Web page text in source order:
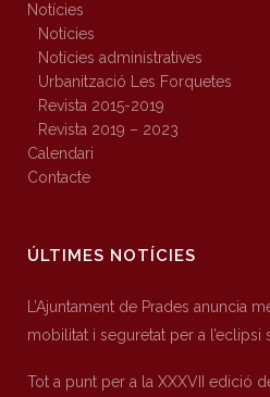
Notícies
Notícies
Notícies administratives
Urbanització Les Forquetes
Revista 2015-2019
Revista 2019 – 2023
Calendari
Contacte
ÚLTIMES NOTÍCIES
L’Ajuntament de Prades anuncia
mobilitat i seguretat per a l’eclipsi
Tot a punt per a la XXXVII edició